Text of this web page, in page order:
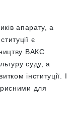
апарату, а
є
ВАКС
суду, а
інституції. І
для